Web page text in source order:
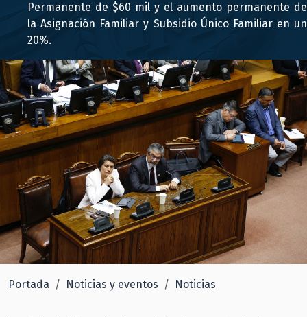
Permanente de $60 mil y el aumento permanente de
la Asignación Familiar y Subsidio Único Familiar en un
20%.
Portada Noticias y eventos Noticias